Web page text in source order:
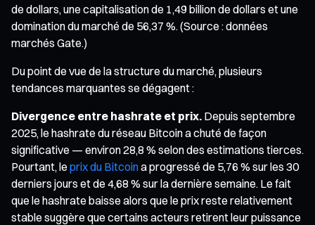
de dollars, une capitalisation de 1,49 billion de dollars et une
domination du marché de 56,37 %. (Source : données
marchés Gate.)
Du point de vue de la structure du marché, plusieurs
tendances marquantes se dégagent :
Divergence entre hashrate et prix. Depuis septembre
2025, le hashrate du réseau Bitcoin a chuté de façon
significative — environ 28,8 % selon des estimations tierces.
Pourtant, le prix du Bitcoina progressé de 5,76 % sur les 30
derniers jours et de 4,68 % sur la dernière semaine. Le fait
que le hashrate baisse alors que le prix reste relativement
stable suggère que certains acteurs retirent leur puissance